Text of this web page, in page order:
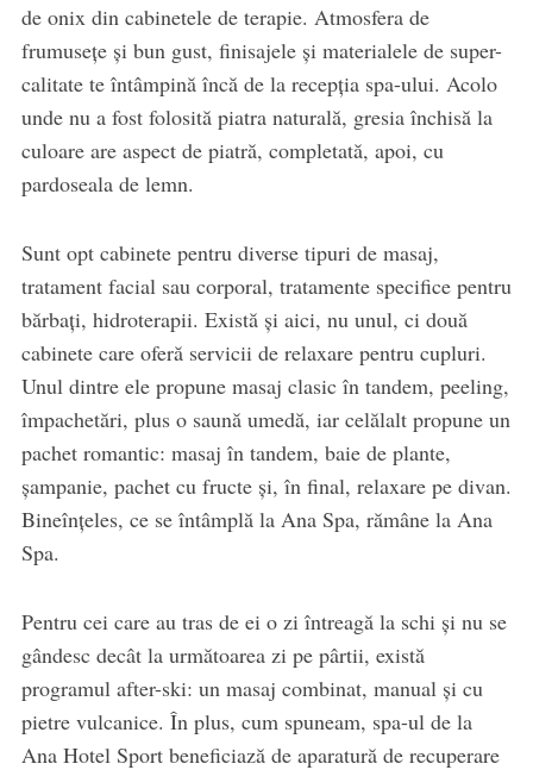
de onix din cabinetele de terapie. Atmosfera de
frumusețe și bun gust, finisajele și materialele de super-
calitate te întâmpină încă de la recepția spa-ului. Acolo
unde nu a fost folosită piatra naturală, gresia închisă la
culoare are aspect de piatră, completată, apoi, cu
pardoseala de lemn.
Sunt opt cabinete pentru diverse tipuri de masaj,
tratament facial sau corporal, tratamente specifice pentru
bărbați, hidroterapii. Există și aici, nu unul, ci două
cabinete care oferă servicii de relaxare pentru cupluri.
Unul dintre ele propune masaj clasic în tandem, peeling,
împachetări, plus o saună umedă, iar celălalt propune un
pachet romantic: masaj în tandem, baie de plante,
șampanie, pachet cu fructe și, în final, relaxare pe divan.
Bineînțeles, ce se întâmplă la Ana Spa, rămâne la Ana
Spa.
Pentru cei care au tras de ei o zi întreagă la schi și nu se
gândesc decât la următoarea zi pe pârtii, există
programul after-ski: un masaj combinat, manual și cu
pietre vulcanice. În plus, cum spuneam, spa-ul de la
Ana Hotel Sport beneficiază de aparatură de recuperare